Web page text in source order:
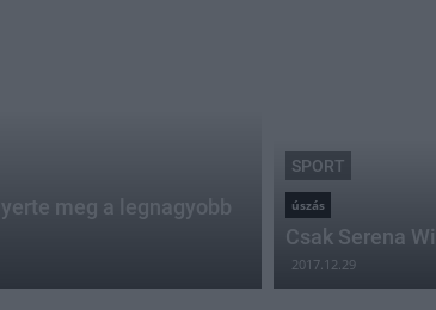
meg a legnagyobb
SPORT
úszás
Csak Serena
2017.12.29